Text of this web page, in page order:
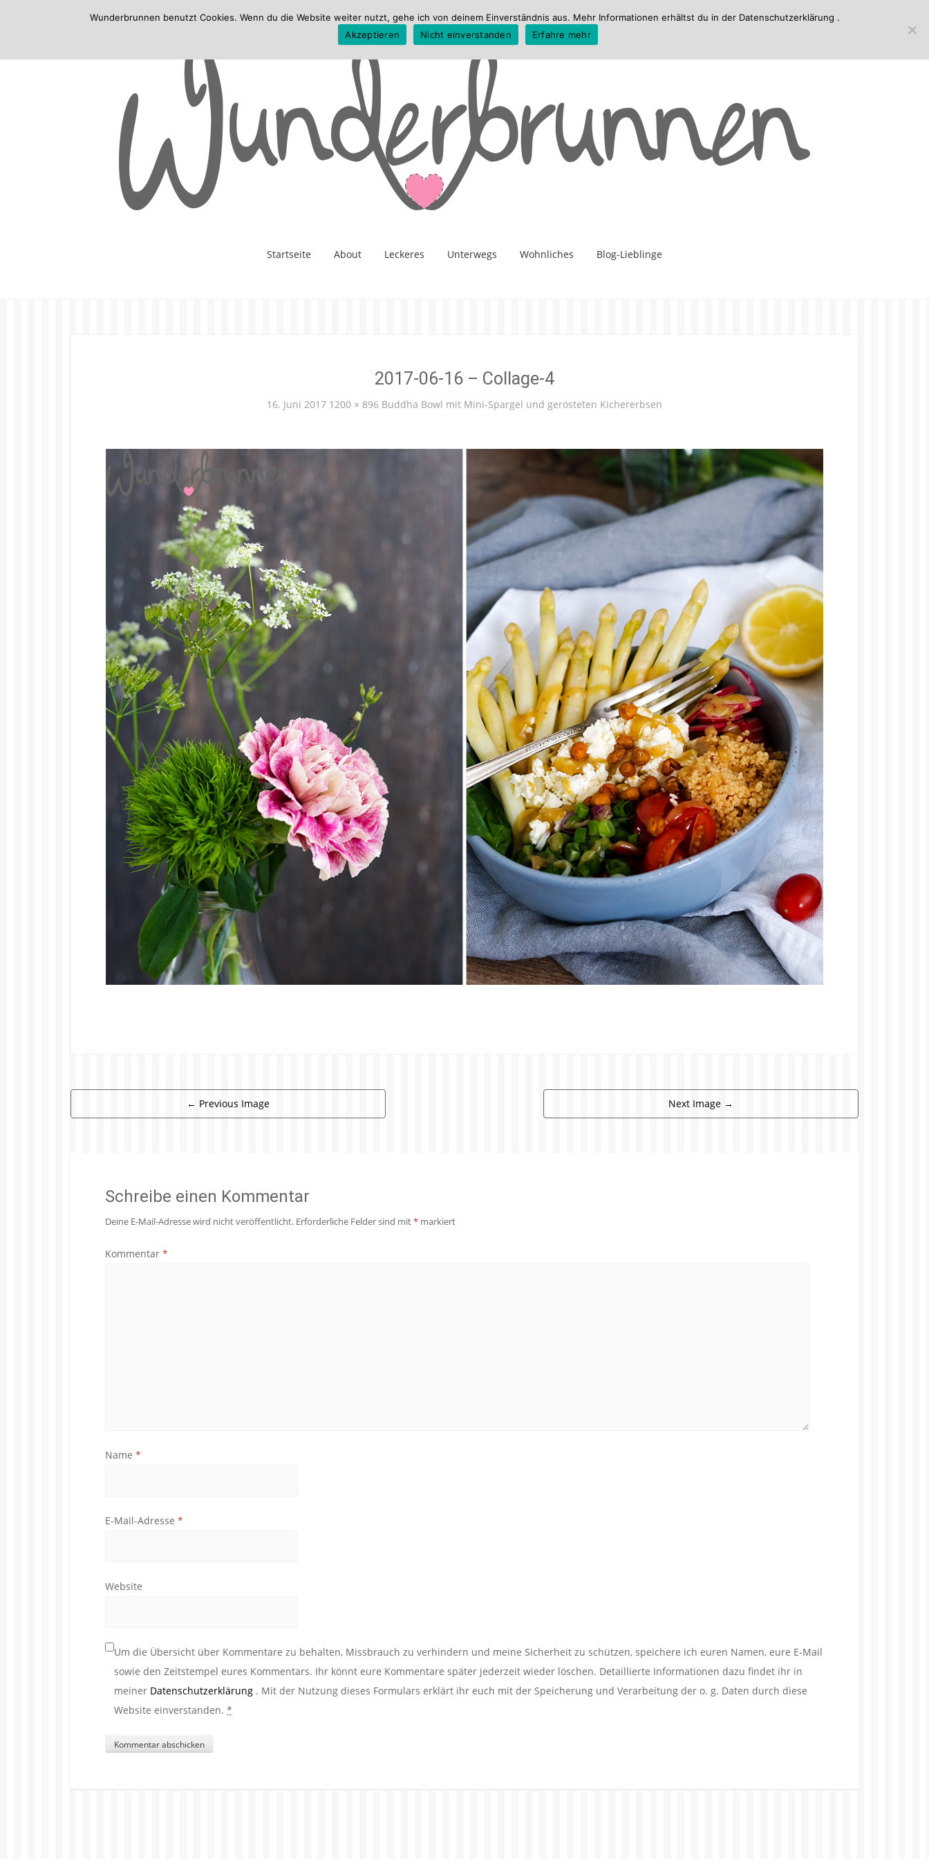
Startseite About Leckeres Unterwegs Wohnliches Blog-Lieblinge
2017-06-16 – Collage-4
16. Juni 2017 1200 × 896 Buddha Bowl mit Mini-Spargel und gerösteten Kichererbsen
← Previous Image Next Image →
Schreibe einen Kommentar
Deine E-Mail-Adresse wird nicht veröffentlicht. Erforderliche Felder sind mit* markiert
Kommentar *
Name *
E-Mail-Adresse *
Website
Um die Übersicht über Kommentare zu behalten, Missbrauch zu verhindern und meine Sicherheit zu schützen, speichere ich euren Namen, eure E-Mail
sowie den Zeitstempel eures Kommentars. Ihr könnt eure Kommentare später jederzeit wieder löschen. Detaillierte Informationen dazu findet ihr in
meiner Datenschutzerklärung . Mit der Nutzung dieses Formulars erklärt ihr euch mit der Speicherung und Verarbeitung der o. g. Daten durch diese
Website einverstanden. *
Wunderbrunnen benutzt Cookies. Wenn du die Website weiter nutzt, gehe ich von deinem Einverständnis aus. Mehr Informationen erhältst du in der Datenschutzerklärung .
Akzeptieren
Nicht einverstanden Erfahre mehr